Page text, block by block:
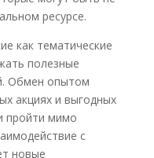
ресурсе.
как тематические
полезные
Обмен опытом
акциях и выгодных
пройти мимо
с
новые